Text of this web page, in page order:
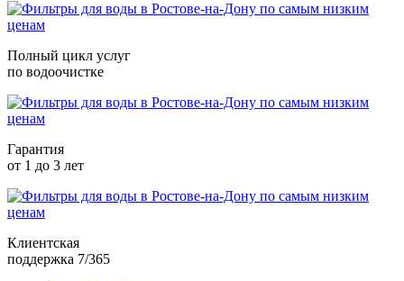
Полный цикл услуг
по водоочистке
Гарантия
от 1 до 3 лет
Клиентская
поддержка 7/365